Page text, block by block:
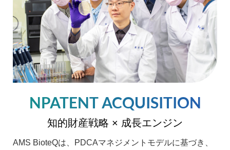
NPATENT ACQUISITION
知的財産戦略 × 成長エンジン
AMS BioteQは、PDCAマネジメントモデルに基づき、